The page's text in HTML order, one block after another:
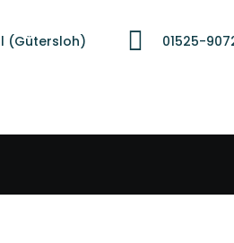
(Gütersloh) 01525-